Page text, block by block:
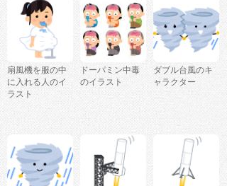
扇風機を服の中
に入れる人のイ
ラスト
ドーパミン中毒
のイラスト
ダブル台風のキ
ャラクター